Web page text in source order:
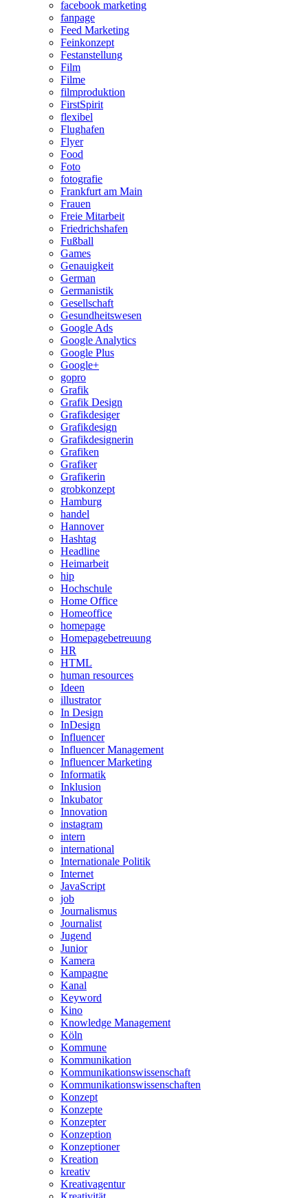
facebook marketing
fanpage
Feed Marketing
Feinkonzept
Festanstellung
Film
Filme
filmproduktion
FirstSpirit
flexibel
Flughafen
Flyer
Food
Foto
fotografie
Frankfurt am Main
Frauen
Freie Mitarbeit
Friedrichshafen
Fußball
Games
Genauigkeit
German
Germanistik
Gesellschaft
Gesundheitswesen
Google Ads
Google Analytics
Google Plus
Google+
gopro
Grafik
Grafik Design
Grafikdesiger
Grafikdesign
Grafikdesignerin
Grafiken
Grafiker
Grafikerin
grobkonzept
Hamburg
handel
Hannover
Hashtag
Headline
Heimarbeit
hip
Hochschule
Home Office
Homeoffice
homepage
Homepagebetreuung
HR
HTML
human resources
Ideen
illustrator
In Design
InDesign
Influencer
Influencer Management
Influencer Marketing
Informatik
Inklusion
Inkubator
Innovation
instagram
intern
international
Internationale Politik
Internet
JavaScript
job
Journalismus
Journalist
Jugend
Junior
Kamera
Kampagne
Kanal
Keyword
Kino
Knowledge Management
Köln
Kommune
Kommunikation
Kommunikationswissenschaft
Kommunikationswissenschaften
Konzept
Konzepte
Konzepter
Konzeption
Konzeptioner
Kreation
kreativ
Kreativagentur